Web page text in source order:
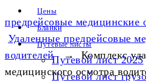
Цены
Бланки
Путевые листы
Путевой лист 2025
Путевой лист
предрейсовые медицинские
Удаленные предрейсовые
водителей→ Комплекс
медицинского осмотра